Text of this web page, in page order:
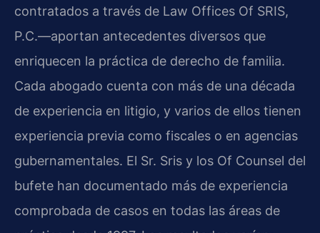
contratados a través de Law Offices Of SRIS,
P.C.—aportan antecedentes diversos que
enriquecen la práctica de derecho de familia.
Cada abogado cuenta con más de una década
de experiencia en litigio, y varios de ellos tienen
experiencia previa como fiscales o en agencias
gubernamentales. El Sr. Sris y los Of Counsel del
bufete han documentado más de experiencia
comprobada de casos en todas las áreas de